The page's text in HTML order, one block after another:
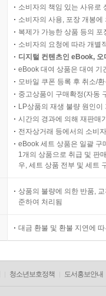
소비자의 책임 있는 사유로
소비자의 사용, 포장 개봉
복제가 가능한 상품 등의
소비자의 요청에 따라 개별
디지털 컨텐츠인 eBook,
eBook 대여 상품은 대여 기
모바일 쿠폰 등록 후 취소/
중고상품이 구매확정(자동
LP상품의 재생 불량 원인
시간의 경과에 의해 재판매
전자상거래 등에서의 소비
eBook 세트 상품은 일괄 구
1개의 상품으로 취급 및 판
우, 세트 상품 전부 및 세트
상품의 불량에 의한 반품,
준하여 처리됨
대금 환불 및 환불 지연에
청소년보호정책 도서홍보안내